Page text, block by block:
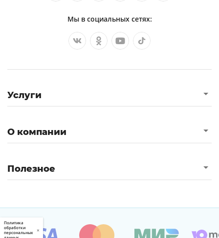
Мы в социальных сетях:
Услуги
О компании
Полезное
Политика
обработки
персональных
×